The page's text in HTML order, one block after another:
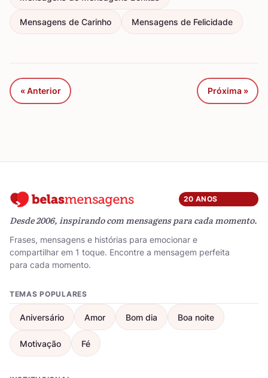
Mensagens de Carinho Mensagens de Felicidade
« Anterior Próxima »
20 ANOS
Desde 2006, inspirando com mensagens para cada momento.
Frases, mensagens e histórias para emocionar e
compartilhar em 1 toque. Encontre a mensagem perfeita
para cada momento.
TEMAS POPULARES
Aniversário Amor Bom dia Boa noite
Motivação Fé